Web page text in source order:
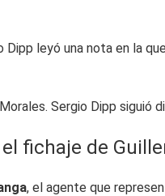
Dipp leyó una nota en la
Sergio Dipp siguió
fichaje de
, el agente que